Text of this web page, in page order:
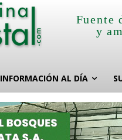
Fuente
y
INFORMACIÓN AL DÍA